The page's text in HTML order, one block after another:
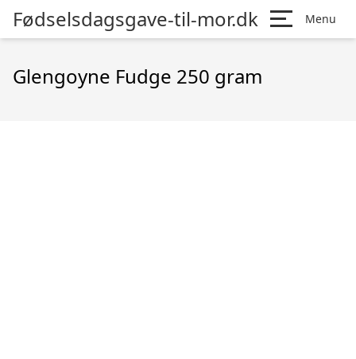
Fødselsdagsgave-til-mor.dk Menu
Glengoyne Fudge 250 gram